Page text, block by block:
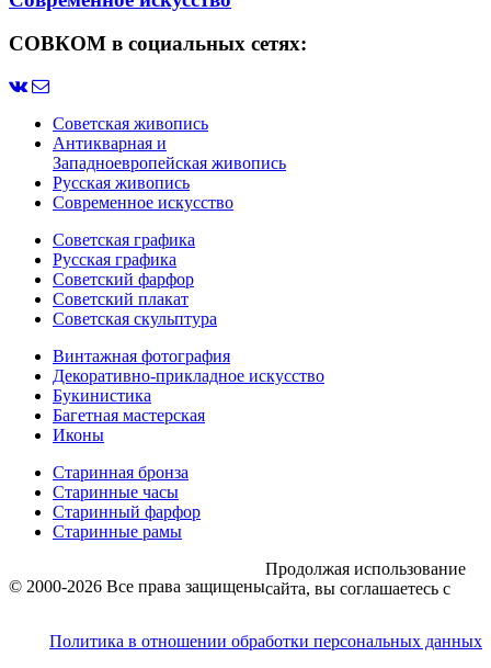
СОВКОМ в социальных сетях:
Советская живопись
Антикварная и
Западноевропейская живопись
Русская живопись
Современное искусство
Советская графика
Русская графика
Советский фарфор
Советский плакат
Советская скульптура
Винтажная фотография
Декоративно-прикладное искусство
Букинистика
Багетная мастерская
Иконы
Старинная бронза
Старинные часы
Старинный фарфор
Старинные рамы
© 2000-2026 Все права защищены
Политика в отношении обработки персональных данных
Продолжая использование
сайта, вы соглашаетесь с